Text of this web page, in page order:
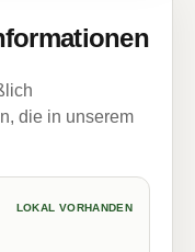
die in unserem
LOKAL VORHANDEN